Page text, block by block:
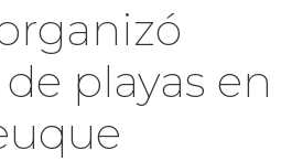
playas en